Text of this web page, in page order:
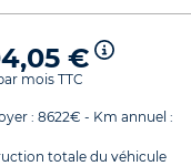
€
mois TTC
: 8622€ - Km annuel :
totale du véhicule